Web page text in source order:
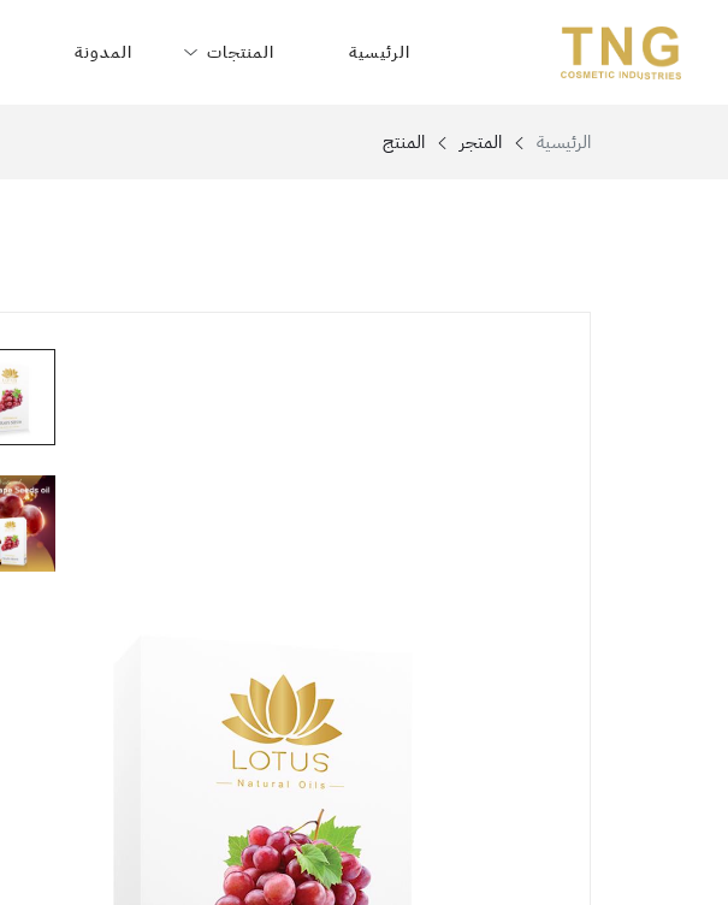
الرئيسية المنتجات المدونة
الرئيسية المتجر المنتج